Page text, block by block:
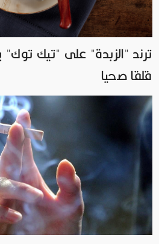
ترند "الزبدة" على "تيك توك"
قلقا صحيا